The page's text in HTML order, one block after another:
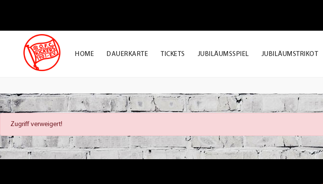
HOME DAUERKARTE TICKETS JUBILÄUMSSPIEL JUBILÄUMSTRIKOT
Zugriff verweigert!